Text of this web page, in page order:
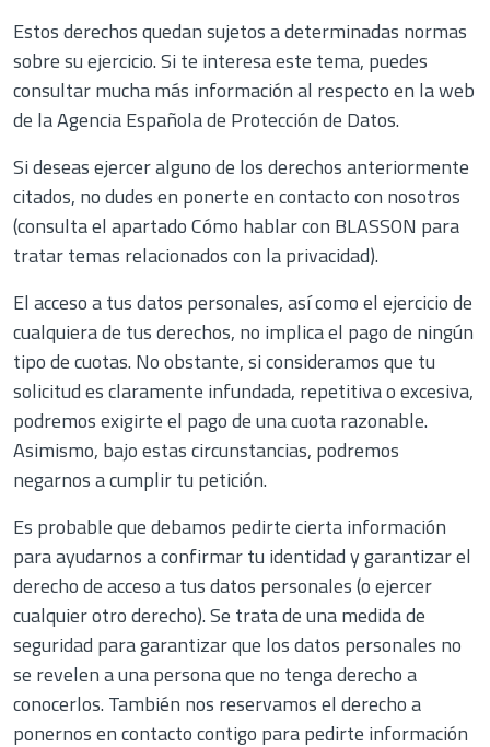
Estos derechos quedan sujetos a determinadas normas
sobre su ejercicio. Si te interesa este tema, puedes
consultar mucha más información al respecto en la web
de laAgencia Española de Protección de Datos.
Si deseas ejercer alguno de los derechos anteriormente
citados, no dudes en ponerte en contacto con nosotros
(consulta el apartado Cómo hablar con BLASSON para
tratar temas relacionados con la privacidad).
El acceso a tus datos personales, así como el ejercicio de
cualquiera de tus derechos, no implica el pago de ningún
tipo de cuotas. No obstante, si consideramos que tu
solicitud es claramente infundada, repetitiva o excesiva,
podremos exigirte el pago de una cuota razonable.
Asimismo, bajo estas circunstancias, podremos
negarnos a cumplir tu petición.
Es probable que debamos pedirte cierta información
para ayudarnos a confirmar tu identidad y garantizar el
derecho de acceso a tus datos personales (o ejercer
cualquier otro derecho). Se trata de una medida de
seguridad para garantizar que los datos personales no
se revelen a una persona que no tenga derecho a
conocerlos. También nos reservamos el derecho a
ponernos en contacto contigo para pedirte información